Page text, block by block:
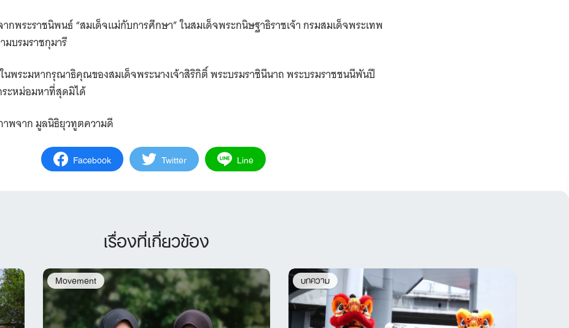
กพระราชนิพนธ์ “สมเด็จแม่กับการศึกษา” ในสมเด็จพระกนิษฐาธิราชเจ้า กรมสมเด็จพระเทพ
มบรมราชกุมารี
พระมหากรุณาธิคุณของสมเด็จพระนางเจ้าสิริกิติ์ พระบรมราชินีนาถ พระบรมราชชนนีพันปี
ะหม่อมหาที่สุดมิได้
พจาก มูลนิธิยุวทูตความดี
Facebook Twitter Line
เรื่องที่เกี่ยวข้อง
Movement บทความ